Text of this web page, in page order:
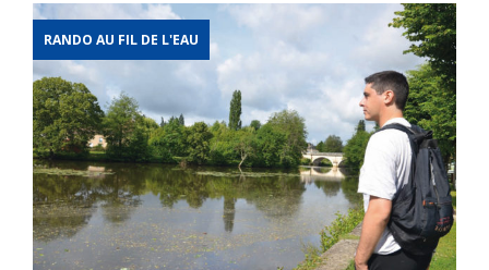
RANDO AU FIL DE L'EAU